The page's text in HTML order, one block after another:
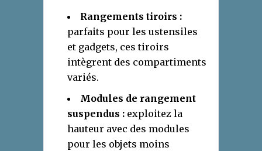
Rangements tiroirs :
parfaits pour les ustensiles
et gadgets, ces tiroirs
intègrent des compartiments
variés.
Modules de rangement
suspendus : exploitez la
hauteur avec des modules
pour les objets moins